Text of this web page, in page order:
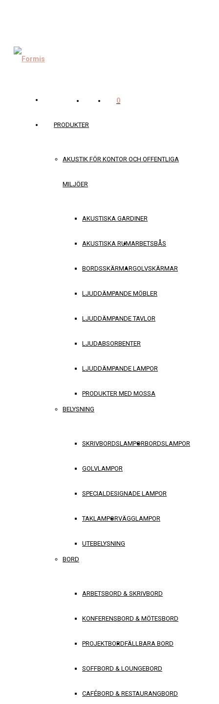
PRODUKTER
AKUSTIK FÖR KONTOR OCH OFFENTLIGA
MILJÖER
AKUSTISKA GARDINER
AKUSTISKA RUMARBETSBÅS
BORDSSKÄRMARGOLVSKÄRMAR
LJUDDÄMPANDE MÖBLER
LJUDDÄMPANDE TAVLOR
LJUDABSORBENTER
LJUDDÄMPANDE LAMPOR
PRODUKTER MED MOSSA
BELYSNING
SKRIVBORDSLAMPORBORDSLAMPOR
GOLVLAMPOR
SPECIALDESIGNADE LAMPOR
TAKLAMPORVÄGGLAMPOR
UTEBELYSNING
BORD
ARBETSBORD & SKRIVBORD
KONFERENSBORD & MÖTESBORD
PROJEKTBORDFÄLLBARA BORD
SOFFBORD & LOUNGEBORD
CAFÉBORD & RESTAURANGBORD
0